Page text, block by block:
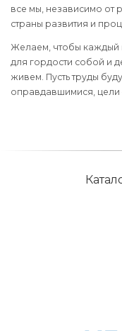
все мы, независимо от
страны развития и
Желаем, чтобы каждый
для гордости собой и
живем. Пусть труды
оправдавшимися, цели